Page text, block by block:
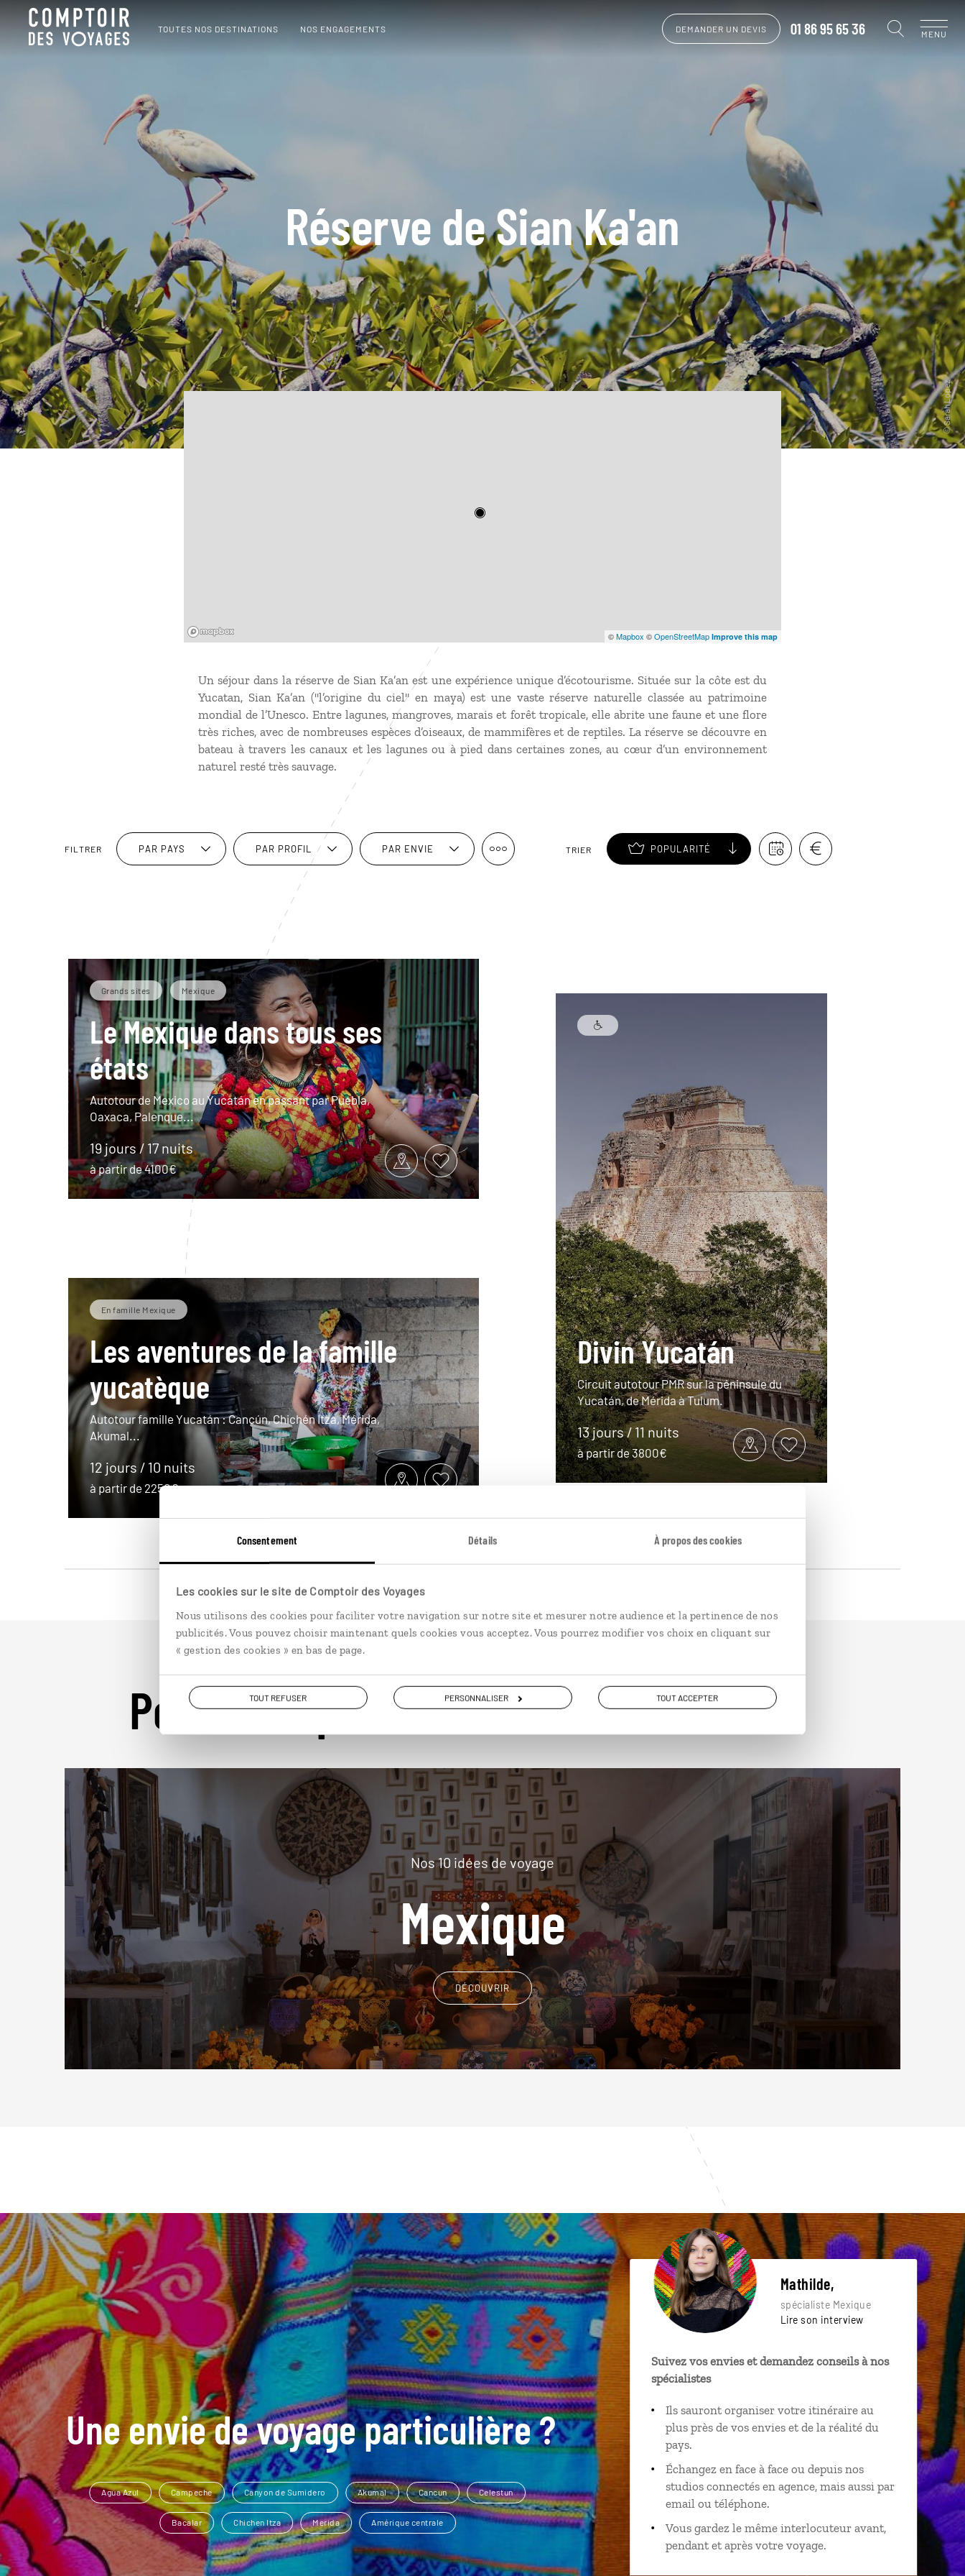
Consentement Détails À propos des cookies
Les cookies sur le site de Comptoir des Voyages
Nous utilisons des cookies pour faciliter votre navigation sur notre site et mesurer notre audience et la pertinence de nos
publicités. Vous pouvez choisir maintenant quels cookies vous acceptez. Vous pourrez modifier vos choix en cliquant sur
« gestion des cookies » en bas de page.
TOUT REFUSER PERSONNALISER TOUT ACCEPTER
TOUTES NOS DESTINATIONS NOS ENGAGEMENTS DEMANDER UN DEVIS 01 86 95 65 36 MENU
Réserve de Sian Ka'an
©Mapbox ©OpenStreetMap Improve this map
Un séjour dans la réserve de Sian Ka’an est une expérience unique d’écotourisme. Située sur la côte est du
Yucatan, Sian Ka’an ("l’origine du ciel" en maya) est une vaste réserve naturelle classée au patrimoine
mondial de l’Unesco. Entre lagunes, mangroves, marais et forêt tropicale, elle abrite une faune et une flore
très riches, avec de nombreuses espèces d’oiseaux, de mammifères et de reptiles. La réserve se découvre en
bateau à travers les canaux et les lagunes ou à pied dans certaines zones, au cœur d’un environnement
naturel resté très sauvage.
FILTRER PAR PAYS PAR PROFIL PAR ENVIE TRIER POPULARITÉ
Grands sites Mexique
Le Mexique dans tous ses
états
Autotour de Mexico au Yucatán en passant par Puebla,
Oaxaca, Palenque...
19 jours / 17 nuits
à partir de 4100€
En famille Mexique
Les aventures de la famille
yucatèque
Autotour famille Yucatán : Cancún, Chichén Itza, Mérida,
Akumal...
12 jours / 10 nuits
à partir de 2250€
Divin Yucatán
Circuit autotour PMR sur la péninsule du
Yucatán, de Mérida à Tulum.
13 jours / 11 nuits
à partir de 3800€
Pour aller plus loin
Nos 10 idées de voyage
Mexique
DÉCOUVRIR
Une envie de voyage particulière ?
Agua Azul Campeche Canyon de Sumidero Akumal Cancun Celestun
Bacalar Chichen Itza Merida Amérique centrale
Mathilde,
spécialiste Mexique
Lire son interview
Suivez vos envies et demandez conseils à nos
spécialistes
Ils sauront organiser votre itinéraire au
plus près de vos envies et de la réalité du
pays.
Échangez en face à face ou depuis nos
studios connectés en agence, mais aussi par
email ou téléphone.
Vous gardez le même interlocuteur avant,
pendant et après votre voyage.